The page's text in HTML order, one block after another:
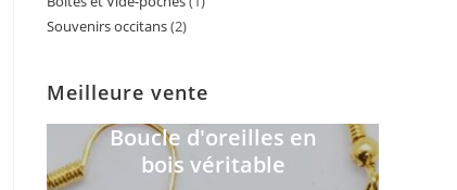
Souvenirs occitans 22
Meilleure vente
Boucle d'oreilles en
bois véritable